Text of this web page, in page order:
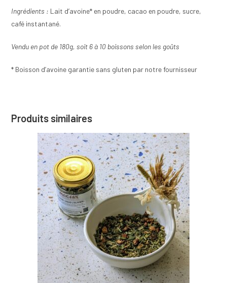
Ingrédients : Lait d’avoine* en poudre, cacao en poudre, sucre,
café instantané.
Vendu en pot de 180g, soit 6 à 10 boissons selon les goûts
* Boisson d’avoine garantie sans gluten par notre fournisseur
Produits similaires